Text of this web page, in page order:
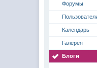
Форумы
Календарь
Галерея
Блоги